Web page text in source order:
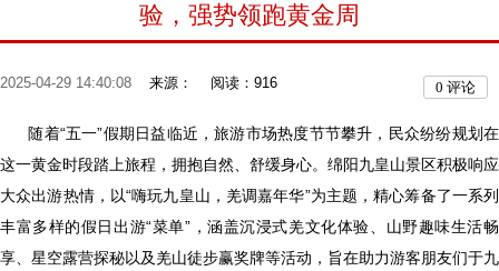
验，强势领跑黄金周
2025-04-29 14:40:08 来源： 阅读：916 0 评论
随着“五一”假期日益临近，旅游市场热度节节攀升，民众纷纷规划在
这一黄金时段踏上旅程，拥抱自然、舒缓身心。绵阳九皇山景区积极响应
大众出游热情，以“嗨玩九皇山，羌调嘉年华”为主题，精心筹备了一系列
丰富多样的假日出游“菜单”，涵盖沉浸式羌文化体验、山野趣味生活畅
享、星空露营探秘以及羌山徒步赢奖牌等活动，旨在助力游客朋友们于九